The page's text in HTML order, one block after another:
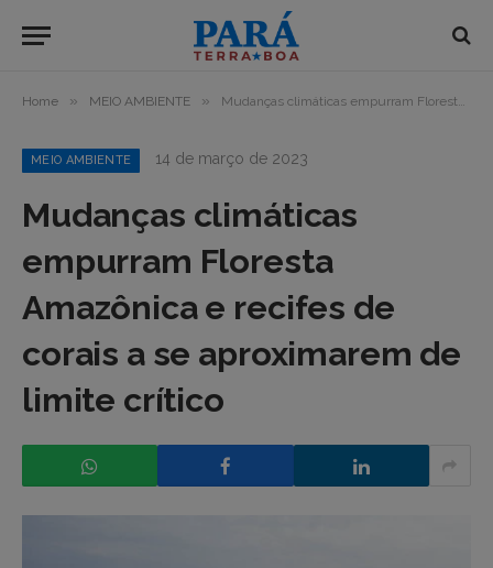
Home » MEIO AMBIENTE » Mudanças climáticas empurram Floresta Amazônica e recifes de corais a se aproximarem de limite crítico
MEIO AMBIENTE 14 de março de 2023
Mudanças climáticas
empurram Floresta
Amazônica e recifes de
corais a se aproximarem de
limite crítico